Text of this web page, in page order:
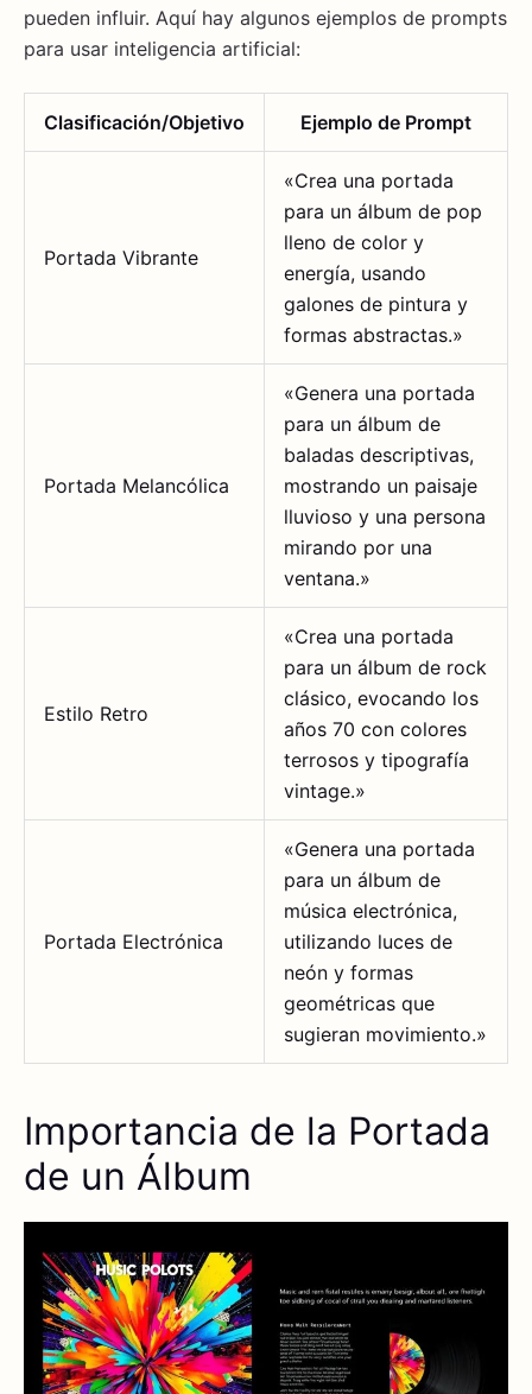
pueden influir. Aquí hay algunos ejemplos de prompts
para usar inteligencia artificial:
Clasificación/Objetivo Ejemplo de Prompt
Portada Vibrante
«Crea una portada
para un álbum de pop
lleno de color y
energía, usando
galones de pintura y
formas abstractas.»
Portada Melancólica
«Genera una portada
para un álbum de
baladas descriptivas,
mostrando un paisaje
lluvioso y una persona
mirando por una
ventana.»
Estilo Retro
«Crea una portada
para un álbum de rock
clásico, evocando los
años 70 con colores
terrosos y tipografía
vintage.»
Portada Electrónica
«Genera una portada
para un álbum de
música electrónica,
utilizando luces de
neón y formas
geométricas que
sugieran movimiento.»
Importancia de la Portada
de un Álbum